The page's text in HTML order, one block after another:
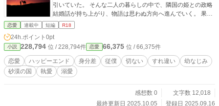
引いていた。 そんな二人の暮らしの中で、隣国の姫との政略
結婚話が持ち上がり、物語は思わぬ方向へ進んでいく。 果た
して、カマルの想いはリーファに届くのか？侍従と主の禁じ
国のラブストーリー。 ⭐︎マークがついている話は性描写があ
ります。 作者のエモいシチュエーションでひたすら欲望のま
まに書き綴った短編集の一つ目です。
恋愛 連載中 短編 R18
24h.ポイント 0pt
小説 228,794 位 / 228,794件 恋愛 66,375 位 / 66,375件
恋愛 ハッピーエンド 身分差 従僕 切ない すれ違い
幼なじみ
砂漠の国
執愛 溺愛
感想数 0
文字数 12,018
最終更新日 2025.10.05
登録日 2025.09.16